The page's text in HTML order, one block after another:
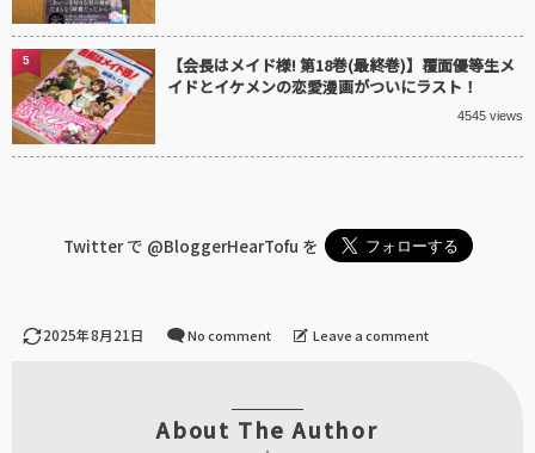
【会長はメイド様! 第18巻(最終巻)】覆面優等生メ
イドとイケメンの恋愛漫画がついにラスト！
4545 views
5
Twitter で @BloggerHearTofu を
2025年8月21日 No comment Leave a comment
About The Author